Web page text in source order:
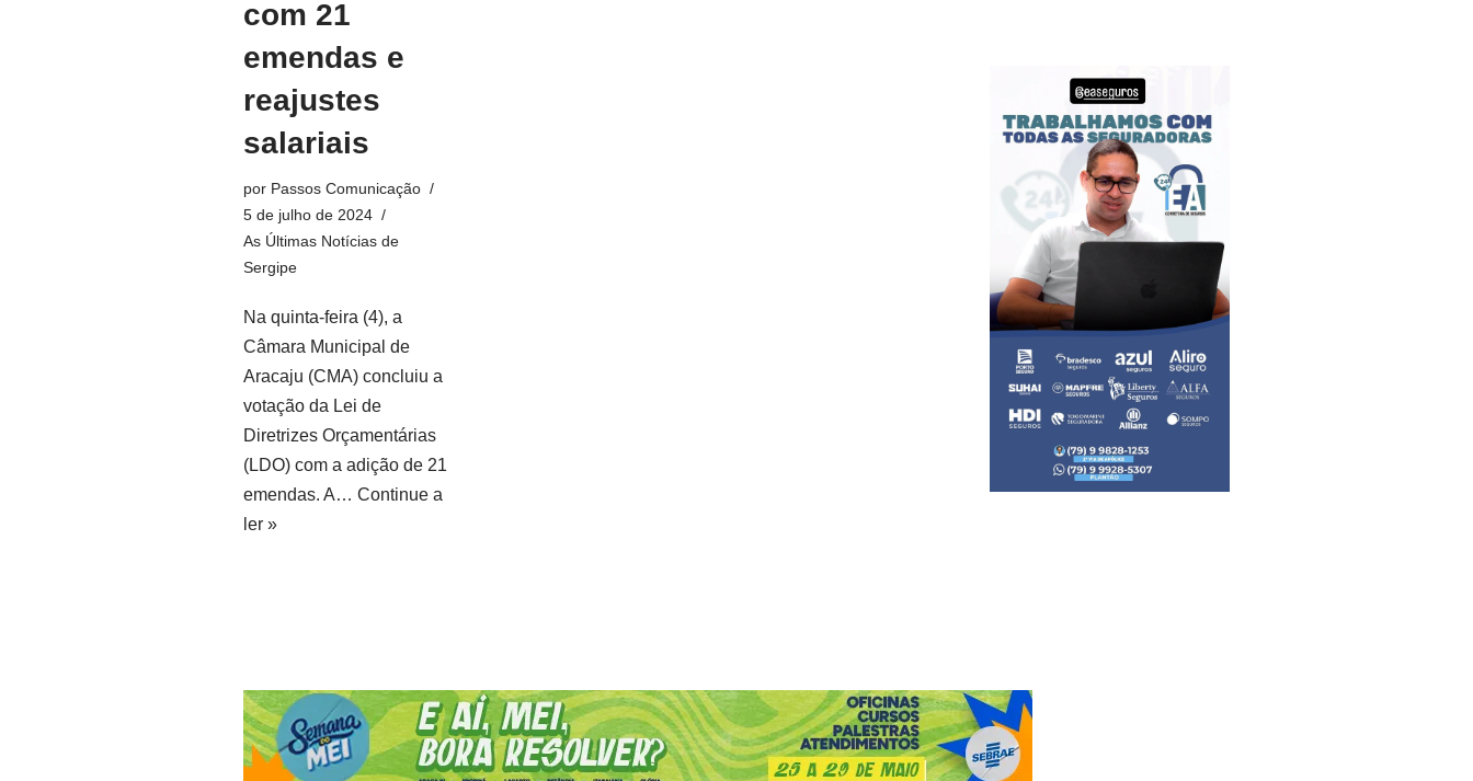
com 21
emendas e
reajustes
salariais
por Passos Comunicação
5 de julho de 2024
As Últimas Notícias de
Sergipe
Na quinta-feira (4), a
Câmara Municipal de
Aracaju (CMA) concluiu a
votação da Lei de
Diretrizes Orçamentárias
(LDO) com a adição de 21
emendas. A… Continue a
ler »